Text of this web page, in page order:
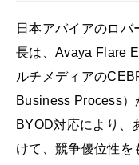
日本アバイアのロ
長は、Avaya Flare
ルチメディアの
Business Process）
BYOD対応により、
けて、競争優位性を